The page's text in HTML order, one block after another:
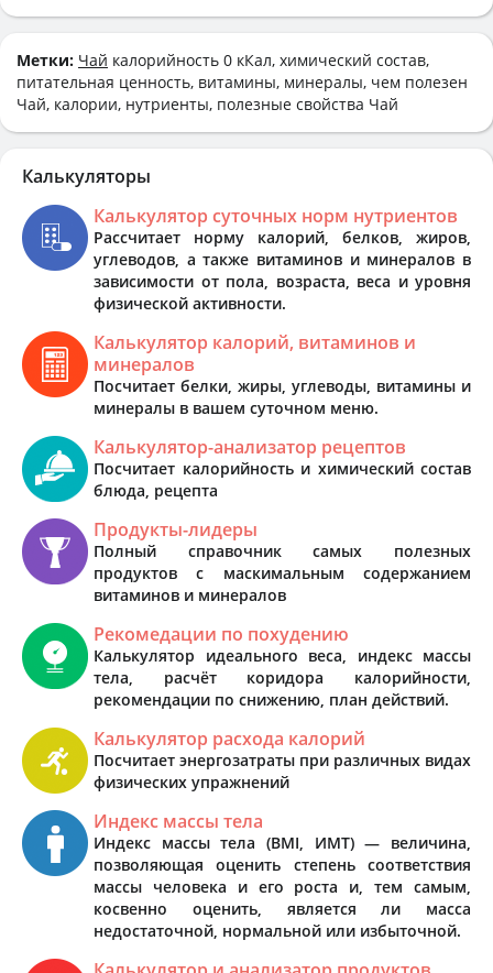
Метки: Чай калорийность 0 кКал, химический состав,
питательная ценность, витамины, минералы, чем полезен
Чай, калории, нутриенты, полезные свойства Чай
Калькуляторы
Калькулятор суточных норм нутриентов
Рассчитает норму калорий, белков, жиров,
углеводов, а также витаминов и минералов в
зависимости от пола, возраста, веса и уровня
физической активности.
Калькулятор калорий, витаминов и
минералов
Посчитает белки, жиры, углеводы, витамины и
минералы в вашем суточном меню.
Калькулятор-анализатор рецептов
Посчитает калорийность и химический состав
блюда, рецепта
Продукты-лидеры
Полный справочник самых полезных
продуктов с маскимальным содержанием
витаминов и минералов
Рекомедации по похудению
Калькулятор идеального веса, индекс массы
тела, расчёт коридора калорийности,
рекомендации по снижению, план действий.
Калькулятор расхода калорий
Посчитает энергозатраты при различных видах
физических упражнений
Индекс массы тела
Индекс массы тела (BMI, ИМТ) — величина,
позволяющая оценить степень соответствия
массы человека и его роста и, тем самым,
косвенно оценить, является ли масса
недостаточной, нормальной или избыточной.